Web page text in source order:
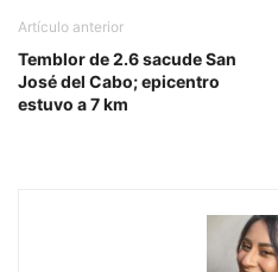
Artículo anterior
Temblor de 2.6 sacude San
José del Cabo; epicentro
estuvo a 7 km